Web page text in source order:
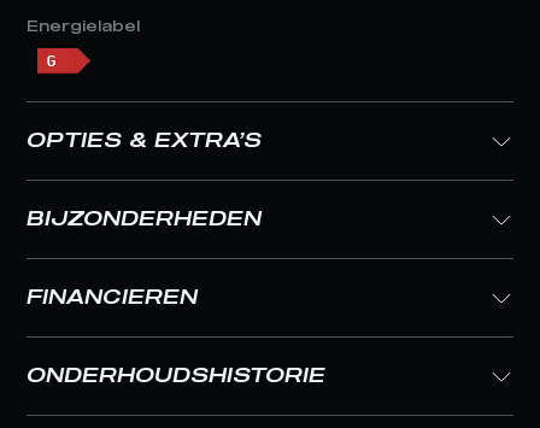
Energielabel
OPTIES & EXTRA’S
BIJZONDERHEDEN
FINANCIEREN
ONDERHOUDSHISTORIE